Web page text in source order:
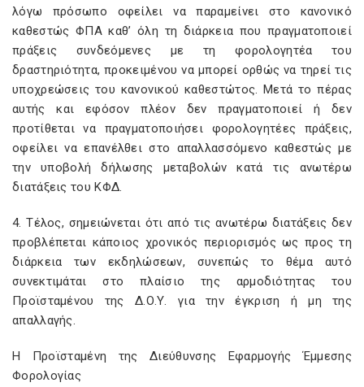
λόγω πρόσωπο οφείλει να παραμείνει στο κανονικό
καθεστώς ΦΠΑ καθ’ όλη τη διάρκεια που πραγματοποιεί
πράξεις συνδεόμενες με τη φορολογητέα του
δραστηριότητα, προκειμένου να μπορεί ορθώς να τηρεί τις
υποχρεώσεις του κανονικού καθεστώτος. Μετά το πέρας
αυτής και εφόσον πλέον δεν πραγματοποιεί ή δεν
προτίθεται να πραγματοποιήσει φορολογητέες πράξεις,
οφείλει να επανέλθει στο απαλλασσόμενο καθεστώς με
την υποβολή δήλωσης μεταβολών κατά τις ανωτέρω
διατάξεις του ΚΦΔ.
4. Τέλος, σημειώνεται ότι από τις ανωτέρω διατάξεις δεν
προβλέπεται κάποιος χρονικός περιορισμός ως προς τη
διάρκεια των εκδηλώσεων, συνεπώς το θέμα αυτό
συνεκτιμάται στο πλαίσιο της αρμοδιότητας του
Προϊσταμένου της Δ.Ο.Υ. για την έγκριση ή μη της
απαλλαγής.
Η Προϊσταμένη της Διεύθυνσης Εφαρμογής Έμμεσης
Φορολογίας